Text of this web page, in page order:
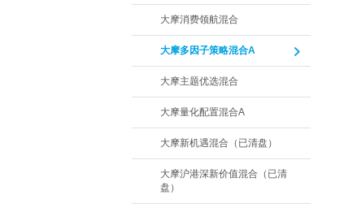
大摩消费领航混合
大摩多因子策略混合A
大摩主题优选混合
大摩量化配置混合A
大摩新机遇混合（已清盘）
大摩沪港深新价值混合（已清
盘）